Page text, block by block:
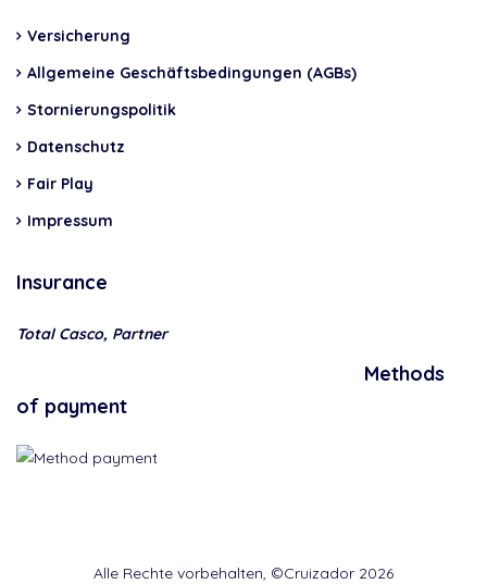
Versicherung
Allgemeine Geschäftsbedingungen (AGBs)
Stornierungspolitik
Datenschutz
Fair Play
Impressum
Insurance
Total Casco, Partner
Methods
of payment
Alle Rechte vorbehalten, ©Cruizador 2026